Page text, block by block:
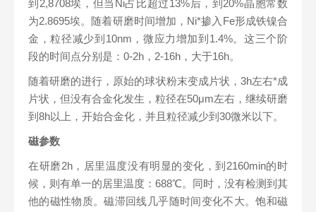
到2,8708埃，但当Ni占比超过13%后，到20%晶胞常数
为2.8695埃。随着研磨时间增加，Ni*掺入Fe形成铁镍合
金，粒径减少到10nm，微应力增加到1.4%。这三个阶
段的时间点分别是：0-2h，2-16h，大于16h。
随着研磨的进行，原始的球状粉末变成片状，3h左右*成
片状，但没有合金化发生，粒径在50μm左右，继续研磨
到8h以上，开始合金化，并且粒径减少到30微米以下。
磁参数
在研磨2h，居里温度没有明显的变化，到2160min的时
候，则有单一的居里温度：688℃。同时，没有检测到其
他的磁性物质。磁滞回线几乎随时间变化不大。饱和磁